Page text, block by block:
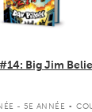
Big Jim
- 5E ANNÉE .